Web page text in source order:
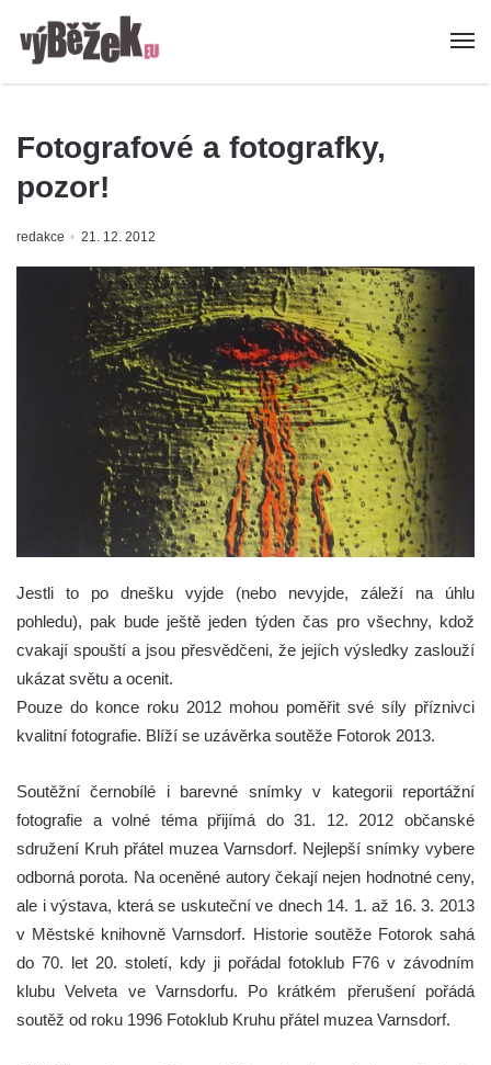
Fotografové a fotografky,
pozor!
redakce 21. 12. 2012
Jestli to po dnešku vyjde (nebo nevyjde, záleží na úhlu
pohledu), pak bude ještě jeden týden čas pro všechny, kdož
cvakají spouští a jsou přesvědčeni, že jejích výsledky zaslouží
ukázat světu a ocenit.
Pouze do konce roku 2012 mohou poměřit své síly příznivci
kvalitní fotografie. Blíží se uzávěrka soutěže Fotorok 2013.
Soutěžní černobílé i barevné snímky v kategorii reportážní
fotografie a volné téma přijímá do 31. 12. 2012 občanské
sdružení Kruh přátel muzea Varnsdorf. Nejlepší snímky vybere
odborná porota. Na oceněné autory čekají nejen hodnotné ceny,
ale i výstava, která se uskuteční ve dnech 14. 1. až 16. 3. 2013
v Městské knihovně Varnsdorf. Historie soutěže Fotorok sahá
do 70. let 20. století, kdy ji pořádal fotoklub F76 v závodním
klubu Velveta ve Varnsdorfu. Po krátkém přerušení pořádá
soutěž od roku 1996 Fotoklub Kruhu přátel muzea Varnsdorf.